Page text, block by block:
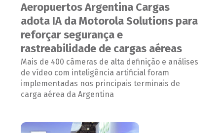
Aeropuertos Argentina Cargas
adota IA da Motorola Solutions para
reforçar segurança e
rastreabilidade de cargas aéreas
Mais de 400 câmeras de alta definição e análises
de vídeo com inteligência artificial foram
implementadas nos principais terminais de
carga aérea da Argentina